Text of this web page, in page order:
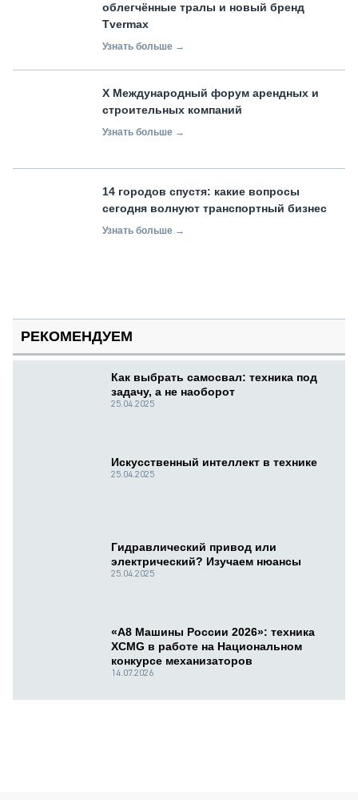
облегчённые тралы и новый бренд
Tvermax
Узнать больше →
X Международный форум арендных и
строительных компаний
Узнать больше →
14 городов спустя: какие вопросы
сегодня волнуют транспортный бизнес
Узнать больше →
РЕКОМЕНДУЕМ
Как выбрать самосвал: техника под
задачу, а не наоборот
25.04.2025
Искусственный интеллект в технике
25.04.2025
Гидравлический привод или
электрический? Изучаем нюансы
25.04.2025
«А8 Машины России 2026»: техника
XCMG в работе на Национальном
конкурсе механизаторов
14.07.2026